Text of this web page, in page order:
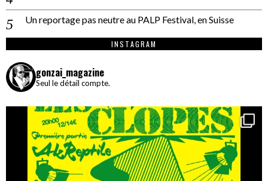
Un reportage pas neutre au PALP Festival, en Suisse
INSTAGRAM
gonzai_magazine
Seul le détail compte.